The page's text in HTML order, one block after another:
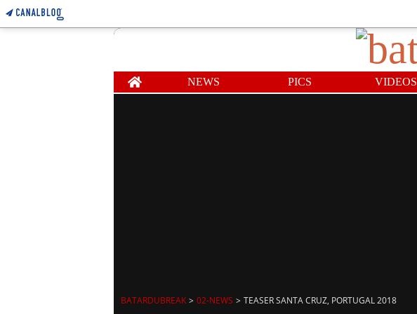
Home NEWS PICS VIDEOS
BATARDUBREAK > 02-NEWS > TEASER SANTA CRUZ, PORTUGAL 2018